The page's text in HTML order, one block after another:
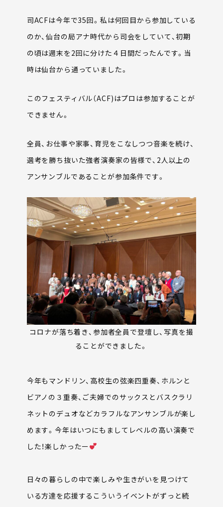
司ACFは今年で35回。私は何回目から参加している
のか、仙台の局アナ時代から司会をしていて、初期
の頃は週末を2回に分けた４日間だったんです。当
時は仙台から通っていました。
このフェスティバル（ACF)はプロは参加することが
できません。
全員、お仕事や家事、育児をこなしつつ音楽を続け、
選考を勝ち抜いた強者演奏家の皆様で、2人以上の
アンサンブルであることが参加条件です。
コロナが落ち着き、参加者全員で登壇し、写真を撮
ることができました。
今年もマンドリン、高校生の弦楽四重奏、ホルンと
ビアノの３重奏、ご夫婦でのサックスとバスクラリ
ネットのデュオなどカラフルなアンサンブルが楽し
めます。今年はいつにもましてレベルの高い演奏で
した！楽しかったー
日々の暮らしの中で楽しみや生きがいを見つけて
いる方達を応援するこういうイベントがずっと続